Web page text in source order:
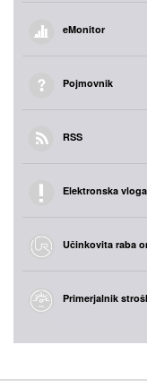
eMonitor
Pojmovnik
RSS
Elektronska vloga
Učinkovita raba
Primerjalnik